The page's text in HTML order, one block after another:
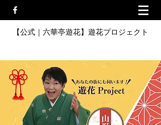
【公式｜六華亭遊花】遊花プロジェクト